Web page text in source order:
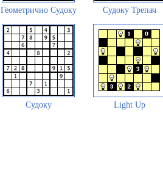
Геометрично Судоку Судоку Трепач
Судоку Light Up